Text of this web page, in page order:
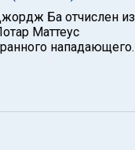
Ба отчислен из
Маттеус
нападающего.